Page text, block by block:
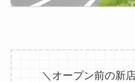
＼オープン前の新